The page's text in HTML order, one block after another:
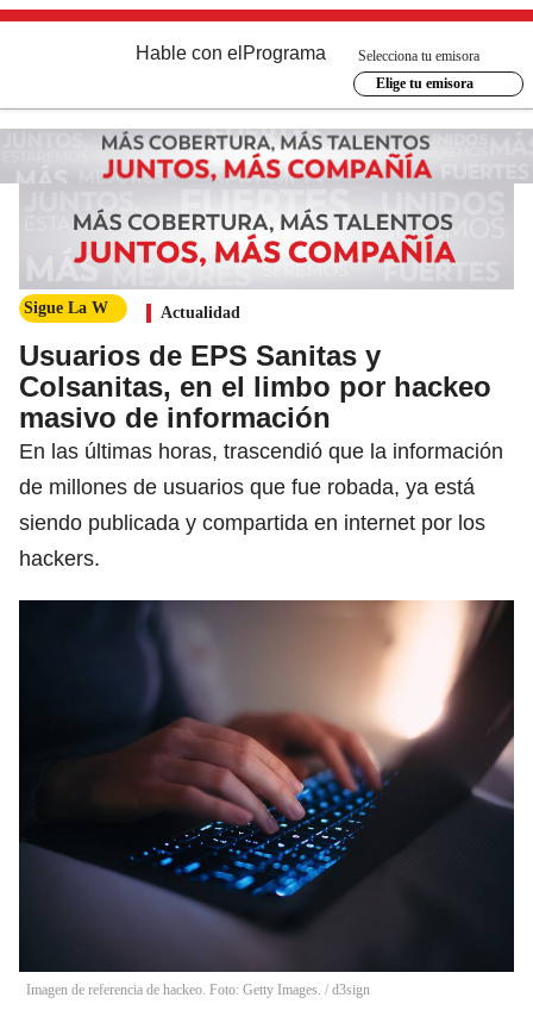
Hable con el Programa
Selecciona tu emisora
Elige tu emisora
Sigue La W Actualidad
Usuarios de EPS Sanitas y
Colsanitas, en el limbo por hackeo
masivo de información
En las últimas horas, trascendió que la información
de millones de usuarios que fue robada, ya está
siendo publicada y compartida en internet por los
hackers.
Imagen de referencia de hackeo. Foto: Getty Images. / d3sign